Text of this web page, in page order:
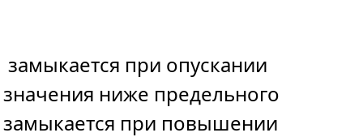
замыкается при опускании
значения ниже предельного
замыкается при повышении